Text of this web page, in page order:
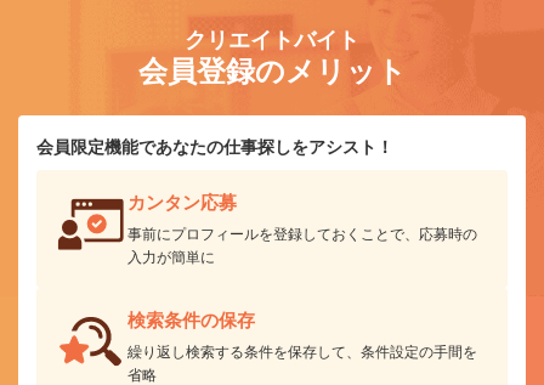
クリエイトバイト
会員登録のメリット
会員限定機能であなたの仕事探しをアシスト！
カンタン応募
事前にプロフィールを登録しておくことで、応募時の
入力が簡単に
検索条件の保存
繰り返し検索する条件を保存して、条件設定の手間を
省略